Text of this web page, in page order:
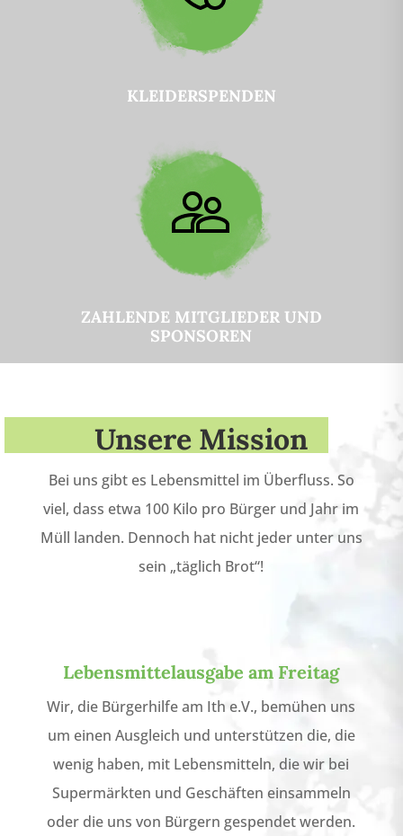
KLEIDERSPENDEN
ZAHLENDE MITGLIEDER UND
SPONSOREN
Unsere Mission
Bei uns gibt es Lebensmittel im Überfluss. So
viel, dass etwa 100 Kilo pro Bürger und Jahr im
Müll landen. Dennoch hat nicht jeder unter uns
sein „täglich Brot“!
Lebensmittelausgabe am Freitag
Wir, die Bürgerhilfe am Ith e.V., bemühen uns
um einen Ausgleich und unterstützen die, die
wenig haben, mit Lebensmitteln, die wir bei
Supermärkten und Geschäften einsammeln
oder die uns von Bürgern gespendet werden.